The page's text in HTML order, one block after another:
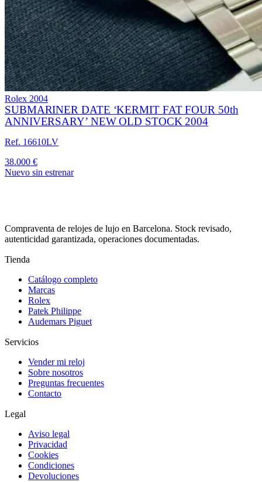
Rolex 2004
SUBMARINER DATE ‘KERMIT FAT FOUR 50th
ANNIVERSARY’ NEW OLD STOCK 2004
Ref. 16610LV
38.000 €
Nuevo sin estrenar
Compraventa de relojes de lujo en Barcelona. Stock revisado,
autenticidad garantizada, operaciones documentadas.
Tienda
Catálogo completo
Marcas
Rolex
Patek Philippe
Audemars Piguet
Servicios
Vender mi reloj
Sobre nosotros
Preguntas frecuentes
Contacto
Legal
Aviso legal
Privacidad
Cookies
Condiciones
Devoluciones